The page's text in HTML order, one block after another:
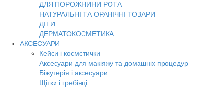
ДЛЯ ПОРОЖНИНИ РОТА
НАТУРАЛЬНІ ТА ОРАНІЧНІ ТОВАРИ
ДІТИ
ДЕРМАТОКОСМЕТИКА
АКСЕСУАРИ
Кейси і косметички
Аксесуари для макіяжу та домашніх процедур
Біжутерія і аксесуари
Щітки і гребінці